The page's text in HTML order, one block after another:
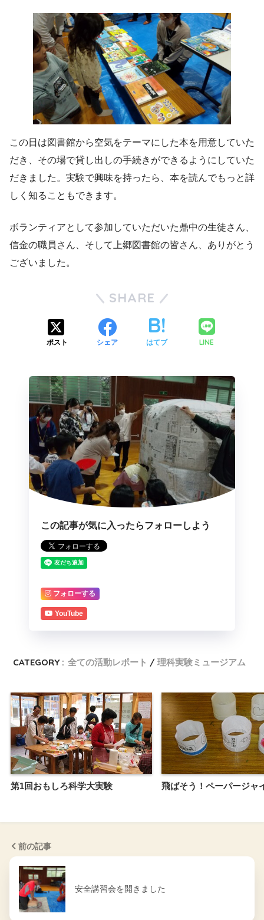
この日は図書館から空気をテーマにした本を用意していた
だき、その場で貸し出しの手続きができるようにしていた
だきました。実験で興味を持ったら、本を読んでもっと詳
しく知ることもできます。
ボランティアとして参加していただいた鼎中の生徒さん、
信金の職員さん、そして上郷図書館の皆さん、ありがとう
ございました。
SHARE
ポスト シェア はてブ LINE
この記事が気に入ったらフォローしよう
フォローする
YouTube
CATEGORY : 全ての活動レポート 理科実験ミュージアム
第1回おもしろ科学大実験 飛ばそう！ペーパージャ
前の記事
安全講習会を開きました